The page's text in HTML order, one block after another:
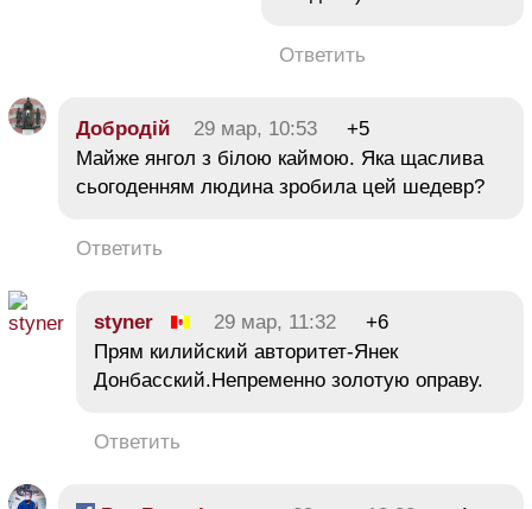
Ответить
Добродій 29 мар, 10:53
+5
Майже янгол з білою каймою. Яка щаслива
сьогоденням людина зробила цей шедевр?
Ответить
styner 29 мар, 11:32
+6
Прям килийский авторитет-Янек
Донбасский.Непременно золотую оправу.
Ответить